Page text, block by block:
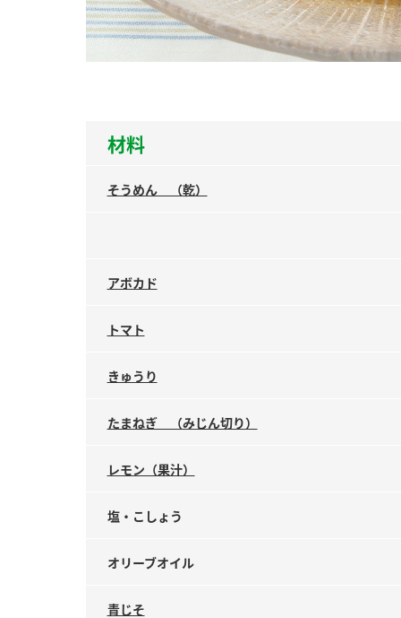
材料
そうめん （乾）
アボカド
トマト
きゅうり
たまねぎ （みじん切り）
レモン（果汁）
塩・こしょう
オリーブオイル
青じそ